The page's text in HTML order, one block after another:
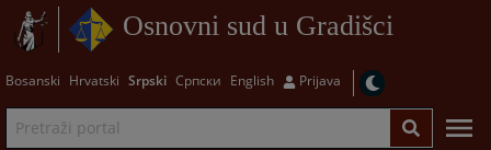
Osnovni sud u Gradišci
Bosanski Hrvatski Srpski Српски English Prijava